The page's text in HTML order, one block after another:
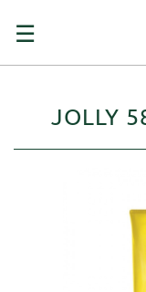
navigazione
☰
JOLLY